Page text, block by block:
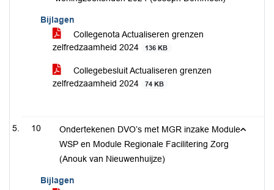
Bijlagen
Collegenota Actualiseren grenzen
zelfredzaamheid 2024
136 KB
Collegebesluit Actualiseren grenzen
zelfredzaamheid 2024
74 KB
10
Ondertekenen DVO’s met MGR inzake Module
WSP en Module Regionale Facilitering Zorg
(Anouk van Nieuwenhuijze)
Bijlagen